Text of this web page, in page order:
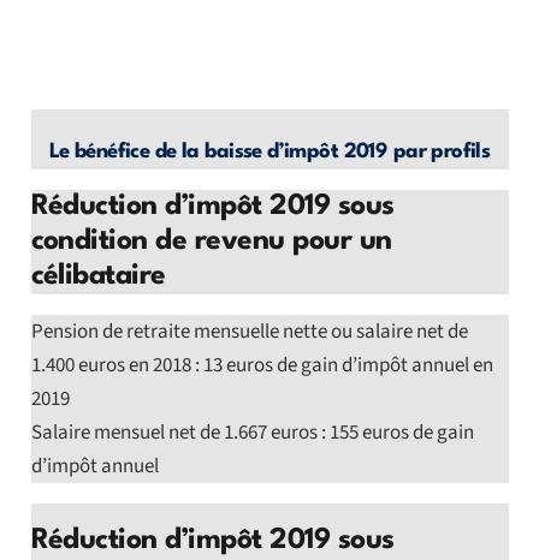
Le bénéfice de la baisse d’impôt 2019 par profils
Réduction d’impôt 2019 sous
condition de revenu pour un
célibataire
Pension de retraite mensuelle nette ou salaire net de
1.400 euros en 2018 : 13 euros de gain d’impôt annuel en
2019
Salaire mensuel net de 1.667 euros : 155 euros de gain
d’impôt annuel
Réduction d’impôt 2019 sous